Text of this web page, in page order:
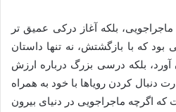
ماجراجویی، بلکه آغاز درکی عمیق تر
بود که با بازگشتش، نه تنها داستان
آورد، بلکه درسی بزرگ درباره ارزش
دنبال کردن رویاها با خود به همراه
اگرچه ماجراجویی در دنیای بیرون